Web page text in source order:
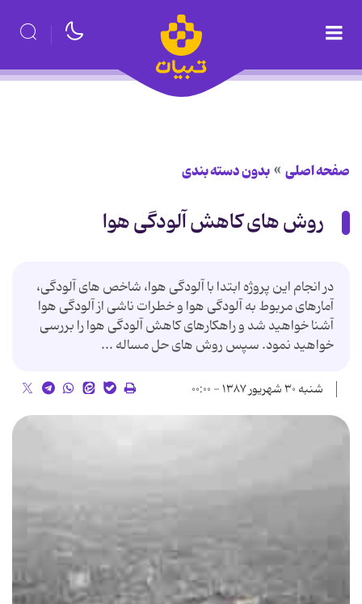
صفحه اصلی بدون دسته بندی
روش های کاهش آلودگی هوا
در انجام این پروژه ابتدا با آلودگی هوا، شاخص های آلودگی،
آمارهای مربوط به آلودگی هوا و خطرات ناشی از آلودگی هوا
آشنا خواهید شد و راهكارهای كاهش آلودگی هوا را بررسی
خواهید نمود. سپس روش های حل مساله ...
شنبه ۳۰ شهریور ۱۳۸۷ - ۰۰:۰۰